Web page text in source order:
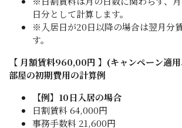
日分として計算します。
※入居日が20日以降の場合は翌月分
す。
【 月額賃料960,00円 】(キャンペーン適
部屋の初期費用の計算例
【例】10日入居の場合
日割賃料 64,000円
事務手数料 21,600円